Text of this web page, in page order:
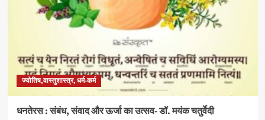
ज्योतिष,वास्तुशास्त्र, धर्म-कर्म
धनतेरस : संबंध, संवाद और ऊर्जा का उत्सव- डॉ. मयंक चतुर्वेदी